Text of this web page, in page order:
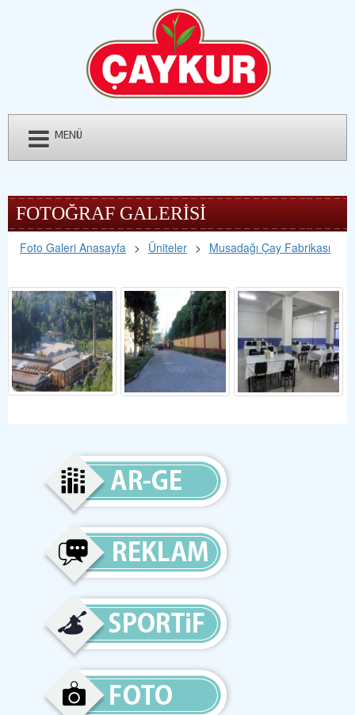
MENÜ
FOTOĞRAF GALERİSİ
Foto Galeri Anasayfa > Üniteler > Musadağı Çay Fabrikası